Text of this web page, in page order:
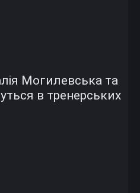
Могилевська та
в тренерських